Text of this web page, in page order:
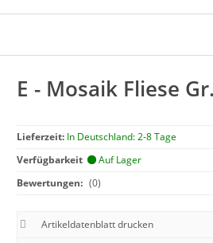
E - Mosaik Fliese
Lieferzeit: In Deutschland: 2-8 Tage
Verfügbarkeit
Auf Lager
Bewertungen: (0)
Artikeldatenblatt drucken